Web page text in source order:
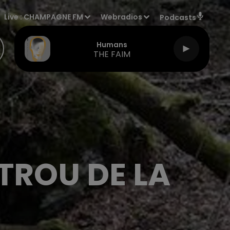
Live :CHAMPAGNE FM Webradios Podcasts
Humans
THE FAIM
DE LA